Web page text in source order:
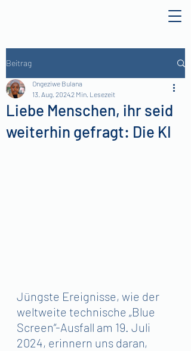
Beitrag
Liebe Menschen, ihr seid
weiterhin gefragt: Die KI
Ongeziwe Bulana
13. Aug. 20242 Min. Lesezeit
Jüngste Ereignisse, wie der
weltweite technische „Blue
Screen“-Ausfall am 19. Juli
2024, erinnern uns daran,